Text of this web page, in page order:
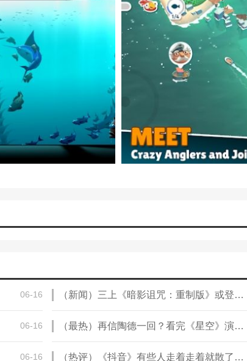
06-16 （新闻）三上《暗影诅咒：重制版》或登陆全平台 包括NS
06-16 （最热）再信陶德一回？看完《星空》演示发布会后你还期待吗
06-16 （热评）《抖音》有些人走着走着就散了是什么歌